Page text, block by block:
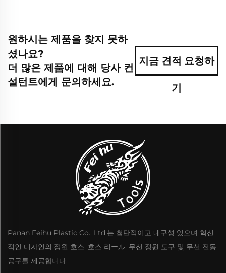
원하시는 제품을 찾지 못하
셨나요?
더 많은 제품에 대해 당사 컨
설턴트에게 문의하세요.
지금 견적 요청하
기
Panan Feihu Plastic Co., Ltd.는 첨단적이고 내구성 있으며 혁신
적인 디자인의 정원 호스, 호스 리ール, 무선 정원 도구 및 무선 전동
공구를 제공합니다.